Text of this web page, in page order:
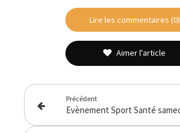
Lire les commentaires (0)
Aimer l'article
Précédent